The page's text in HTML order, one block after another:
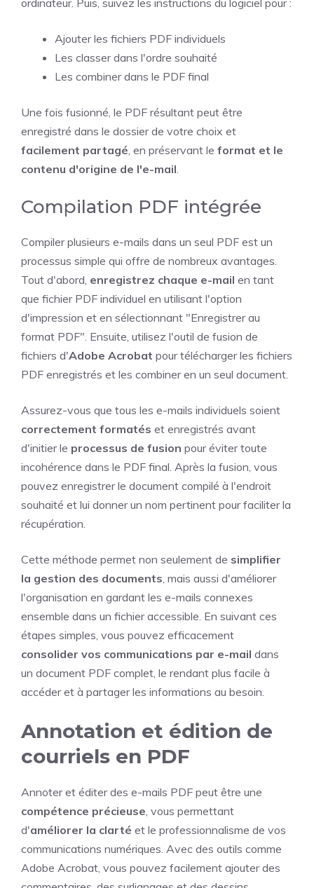
ordinateur. Puis, suivez les instructions du logiciel pour :
Ajouter les fichiers PDF individuels
Les classer dans l'ordre souhaité
Les combiner dans le PDF final
Une fois fusionné, le PDF résultant peut être
enregistré dans le dossier de votre choix et
facilement partagé, en préservant le format et le
contenu d'origine de l'e-mail.
Compilation PDF intégrée
Compiler plusieurs e-mails dans un seul PDF est un
processus simple qui offre de nombreux avantages.
Tout d'abord, enregistrez chaque e-mail en tant
que fichier PDF individuel en utilisant l'option
d'impression et en sélectionnant "Enregistrer au
format PDF". Ensuite, utilisez l'outil de fusion de
fichiers d'Adobe Acrobat pour télécharger les fichiers
PDF enregistrés et les combiner en un seul document.
Assurez-vous que tous les e-mails individuels soient
correctement formatés et enregistrés avant
d'initier le processus de fusion pour éviter toute
incohérence dans le PDF final. Après la fusion, vous
pouvez enregistrer le document compilé à l'endroit
souhaité et lui donner un nom pertinent pour faciliter la
récupération.
Cette méthode permet non seulement de simplifier
la gestion des documents, mais aussi d'améliorer
l'organisation en gardant les e-mails connexes
ensemble dans un fichier accessible. En suivant ces
étapes simples, vous pouvez efficacement
consolider vos communications par e-mail dans
un document PDF complet, le rendant plus facile à
accéder et à partager les informations au besoin.
Annotation et édition de
courriels en PDF
Annoter et éditer des e-mails PDF peut être une
compétence précieuse, vous permettant
d'améliorer la clarté et le professionnalisme de vos
communications numériques. Avec des outils comme
Adobe Acrobat, vous pouvez facilement ajouter des